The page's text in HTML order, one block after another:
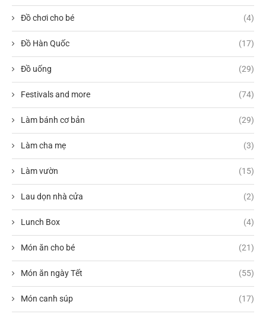
Đồ chơi cho bé (4)
Đồ Hàn Quốc (17)
Đồ uống (29)
Festivals and more (74)
Làm bánh cơ bản (29)
Làm cha mẹ (3)
Làm vườn (15)
Lau dọn nhà cửa (2)
Lunch Box (4)
Món ăn cho bé (21)
Món ăn ngày Tết (55)
Món canh súp (17)